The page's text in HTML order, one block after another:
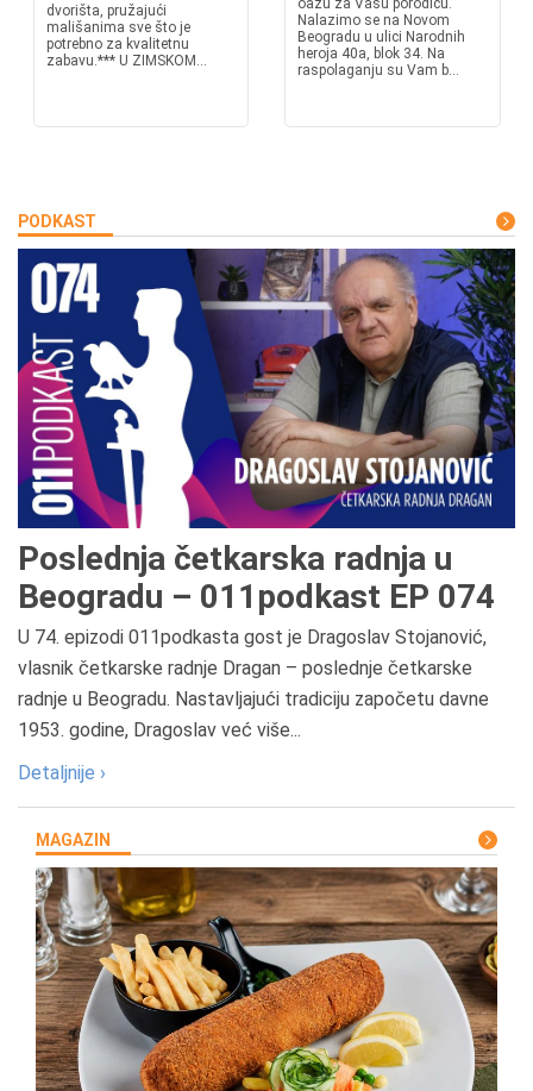
dvorišta, pružajući
mališanima sve što je
potrebno za kvalitetnu
zabavu.*** U ZIMSKOM...
oazu za Vašu porodicu.
Nalazimo se na Novom
Beogradu u ulici Narodnih
heroja 40a, blok 34. Na
raspolaganju su Vam b...
PODKAST
Poslednja četkarska radnja u
Beogradu – 011podkast EP 074
U 74. epizodi 011podkasta gost je Dragoslav Stojanović,
vlasnik četkarske radnje Dragan – poslednje četkarske
radnje u Beogradu. Nastavljajući tradiciju započetu davne
1953. godine, Dragoslav već više...
Detaljnije ›
MAGAZIN